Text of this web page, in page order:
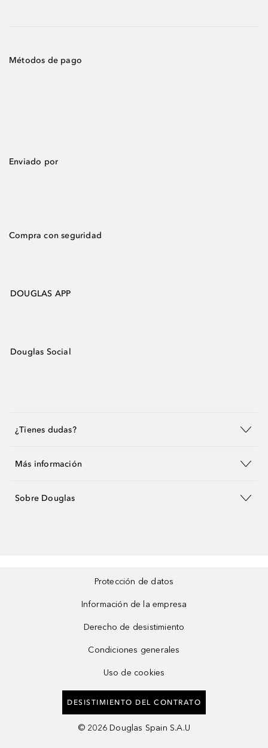
Métodos de pago
Enviado por
Compra con seguridad
DOUGLAS APP
Douglas Social
¿Tienes dudas?
Más información
Sobre Douglas
Protección de datos
Información de la empresa
Derecho de desistimiento
Condiciones generales
Uso de cookies
DESISTIMIENTO DEL CONTRATO
© 2026 Douglas Spain S.A.U